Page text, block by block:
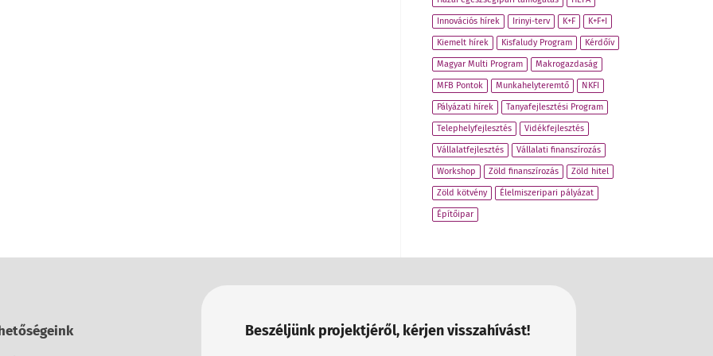
Innovációs hírek Irinyi-terv K+F K+F+I
Kiemelt hírek Kisfaludy Program Kérdőív
Magyar Multi Program Makrogazdaság
MFB Pontok Munkahelyteremtő NKFI
Pályázati hírek Tanyafejlesztési Program
Telephelyfejlesztés Vidékfejlesztés
Vállalatfejlesztés Vállalati finanszírozás
Workshop Zöld finanszírozás Zöld hitel
Zöld kötvény Élelmiszeripari pályázat
Építőipar
Beszéljünk projektjéről, kérjen visszahívást!